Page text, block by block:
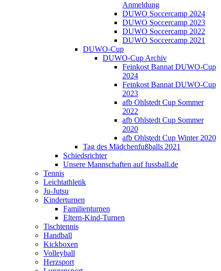
Anmeldung
DUWO Soccercamp 2024
DUWO Soccercamp 2023
DUWO Soccercamp 2022
DUWO Soccercamp 2021
DUWO-Cup
DUWO-Cup Archiv
Feinkost Bannat DUWO-Cup
2024
Feinkost Bannat DUWO-Cup
2023
afb Ohlstedt Cup Sommer
2022
afb Ohlstedt Cup Sommer
2020
afb Ohlstedt Cup Winter 2020
Tag des Mädchenfußballs 2021
Schiedsrichter
Unsere Mannschaften auf fussball.de
Tennis
Leichtathletik
Ju-Jutsu
Kinderturnen
Familienturnen
Eltern-Kind-Turnen
Tischtennis
Handball
Kickboxen
Volleyball
Herzsport